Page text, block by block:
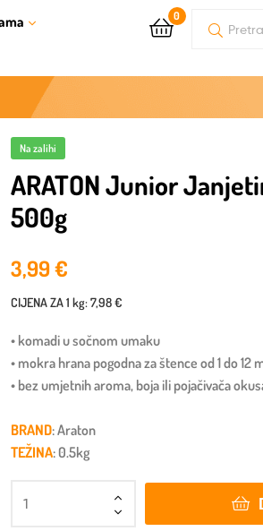
0
Na zalihi
ARATON Junior
500g
3,99€
CIJENA ZA1 kg:7,98 €
• komadi u sočnom umaku
• mokra hrana pogodna za štence od 1 do 12
• bez umjetnih aroma, boja ili pojačivača
BRAND: Araton
TEŽINA: 0.5kg